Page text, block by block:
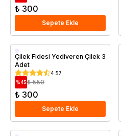
₺ 300
Sepete Ekle
Saksıda
Çilek Fidesi Yediveren Çilek 3
Adet
4.57
%45 ₺ 550
₺ 300
Sepete Ekle